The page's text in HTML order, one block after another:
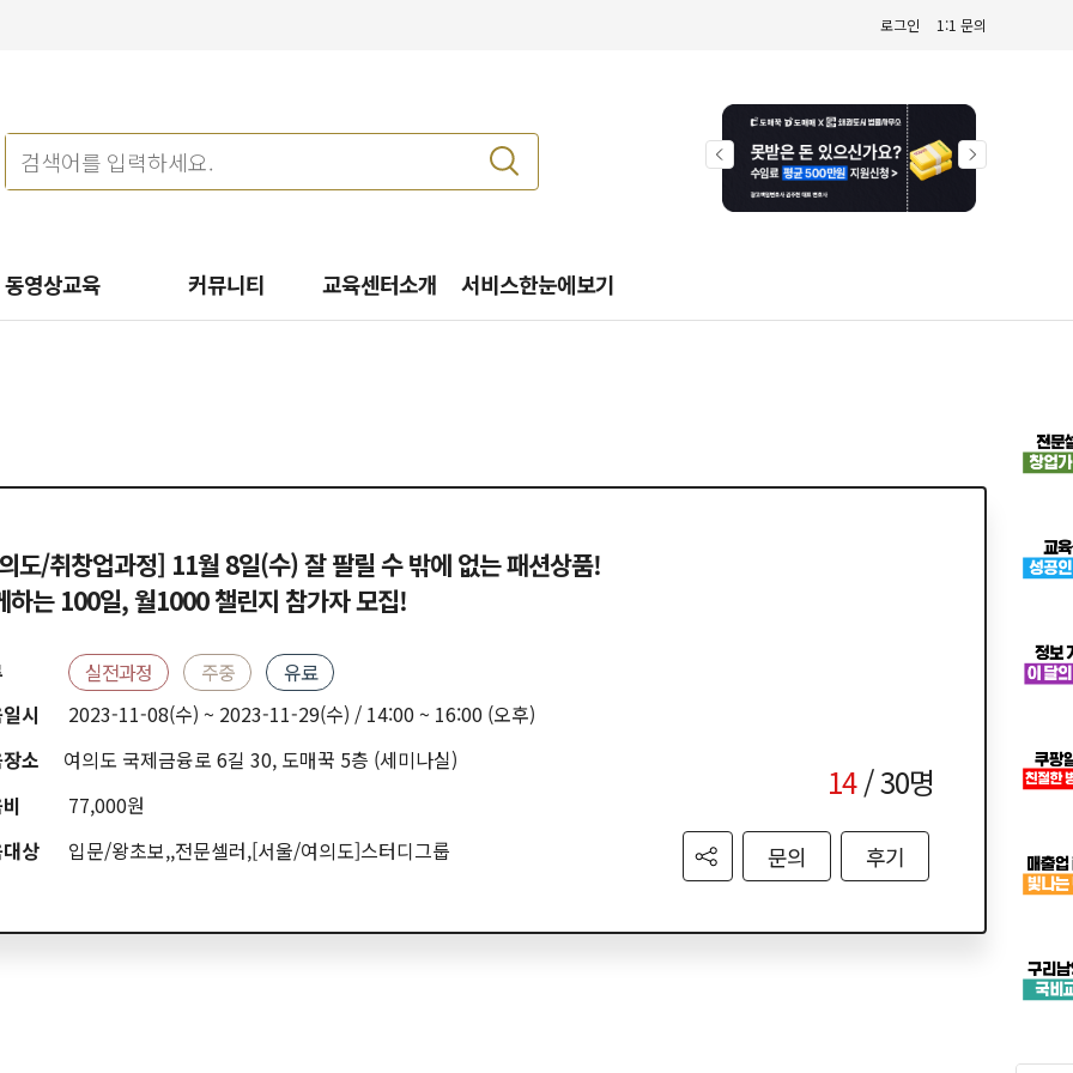
로그인 1:1 문의
동영상교육 커뮤니티 교육센터소개 서비스한눈에보기
도/취창업과정] 11월 8일(수) 잘 팔릴 수 밖에 없는 패션상품!
하는 100일, 월1000 챌린지 참가자 모집!
실전과정 주중
유료
시
2023-11-08(수) ~ 2023-11-29(수) / 14:00 ~ 16:00 (오후)
소
여의도 국제금융로 6길 30, 도매꾹 5층 (세미나실)
77,000원
상
입문/왕초보,,전문셀러,[서울/여의도]스터디그룹
14/ 30명
문의 후기